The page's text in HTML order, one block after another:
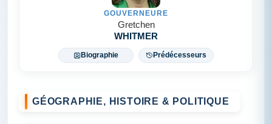
GOUVERNEURE
Gretchen
WHITMER
Biographie Prédécesseurs
GÉOGRAPHIE, HISTOIRE & POLITIQUE